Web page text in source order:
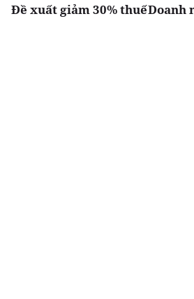
Đề xuất giảm 30% thuếDoanh